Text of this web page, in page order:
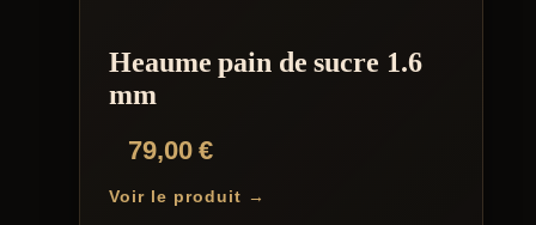
Heaume pain de sucre 1.6
mm
79,00€
Voir le produit →